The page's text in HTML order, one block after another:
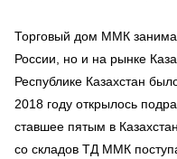
Торговый дом ММК
России, но и на рынке
Республике Казахстан
2018 году открылось
ставшее пятым в
со складов ТД ММК